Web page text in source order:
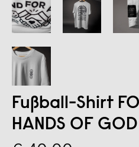
Fußball-Shirt
HANDS OF GOD